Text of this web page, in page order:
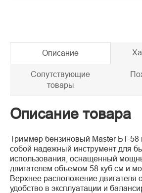
Описание
Сопутствующие
товары
Описание товара
Триммер бензиновый Master БT-58
собой надежный инструмент для
использования, оснащенный
двигателем объемом 58 куб.см и
Верхнее расположение двигателя
удобство в эксплуатации и